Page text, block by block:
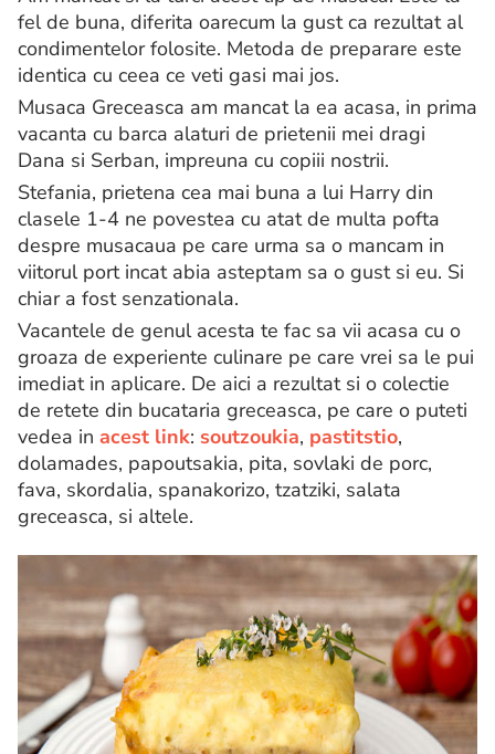
fel de buna, diferita oarecum la gust ca rezultat al
condimentelor folosite. Metoda de preparare este
identica cu ceea ce veti gasi mai jos.
Musaca Greceasca am mancat la ea acasa, in prima
vacanta cu barca alaturi de prietenii mei dragi
Dana si Serban, impreuna cu copiii nostrii.
Stefania, prietena cea mai buna a lui Harry din
clasele 1-4 ne povestea cu atat de multa pofta
despre musacaua pe care urma sa o mancam in
viitorul port incat abia asteptam sa o gust si eu. Si
chiar a fost senzationala.
Vacantele de genul acesta te fac sa vii acasa cu o
groaza de experiente culinare pe care vrei sa le pui
imediat in aplicare. De aici a rezultat si o colectie
de retete din bucataria greceasca, pe care o puteti
vedea in acest link: soutzoukia, pastitstio,
dolamades, papoutsakia, pita, sovlaki de porc,
fava, skordalia, spanakorizo, tzatziki, salata
greceasca, si altele.